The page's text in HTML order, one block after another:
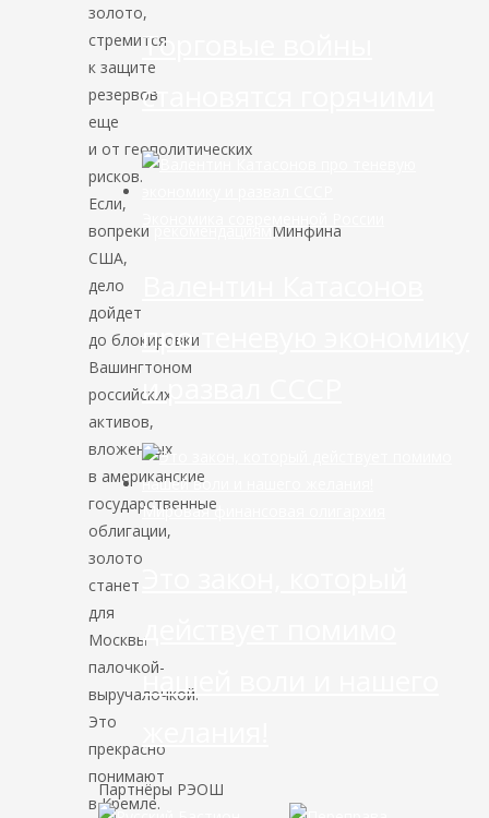
золото,
стремится
к защите
резервов
еще
и от геополитических
рисков.
Если,
вопреки
Минфина
США,
дело
дойдет
до блокировки
Вашингтоном
российских
активов,
вложенных
в американские
государственные
облигации,
золото
станет
для
Москвы
палочкой-
выручалочкой.
Это
прекрасно
понимают
в Кремле.
Торговые войны
становятся горячими
про теневую экономику
и развал СССР
Мировая финансовая олигархия
действует помимо
нашей воли и нашего
Партнёры РЭОШ